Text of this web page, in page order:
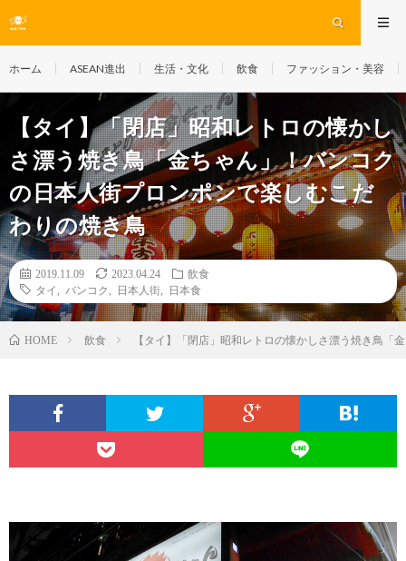
ホーム ASEAN進出 生活・文化 飲食 ファッション・美容
【タイ】「閉店」昭和レトロの懐かし
さ漂う焼き鳥「金ちゃん」！バンコク
の日本人街プロンポンで楽しむこだ
わりの焼き鳥
2019.11.09 2023.04.24
飲食
タイ
バンコク 日本人街 日本食
HOME 飲食 【タイ】「閉店」昭和レトロの懐かしさ漂う焼き鳥